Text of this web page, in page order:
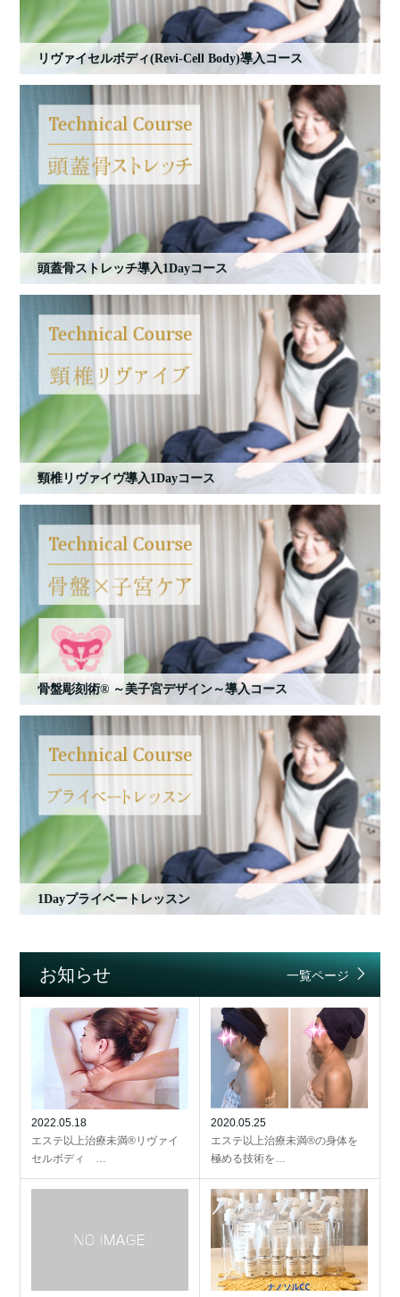
リヴァイセルボディ(Revi-Cell Body)導入コース
頭蓋骨ストレッチ導入1Dayコース
頸椎リヴァイヴ導入1Dayコース
骨盤彫刻術® ～美子宮デザイン～導入コース
1Dayプライベートレッスン
お知らせ 一覧ページ
2022.05.18
エステ以上治療未満®リヴァイ
セルボディ …
2020.05.25
エステ以上治療未満®の身体を
極める技術を…